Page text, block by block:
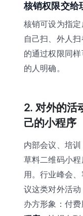
核销权限交给
核销可设为指
自己扫、外人
的通过权限同
的人明确。
2. 对外的活
己的小程序
内部会议、培
草料二维码小
用。行业峰会
议这类对外活
办方形象：付